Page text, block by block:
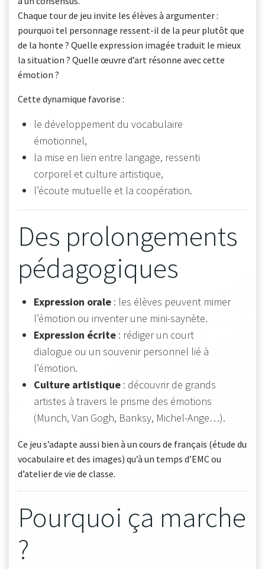
Chaque tour de jeu invite les élèves à argumenter :
pourquoi tel personnage ressent-il de la peur plutôt que
de la honte ? Quelle expression imagée traduit le mieux
la situation ? Quelle œuvre d’art résonne avec cette
émotion ?
Cette dynamique favorise :
le développement du vocabulaire
émotionnel,
la mise en lien entre langage, ressenti
corporel et culture artistique,
l’écoute mutuelle et la coopération.
Des prolongements
pédagogiques
Expression orale : les élèves peuvent mimer
l’émotion ou inventer une mini-saynète.
Expression écrite : rédiger un court
dialogue ou un souvenir personnel lié à
l’émotion.
Culture artistique : découvrir de grands
artistes à travers le prisme des émotions
(Munch, Van Gogh, Banksy, Michel-Ange…).
Ce jeu s’adapte aussi bien à un cours de français (étude du
vocabulaire et des images) qu’à un temps d’EMC ou
d’atelier de vie de classe.
Pourquoi ça marche
?